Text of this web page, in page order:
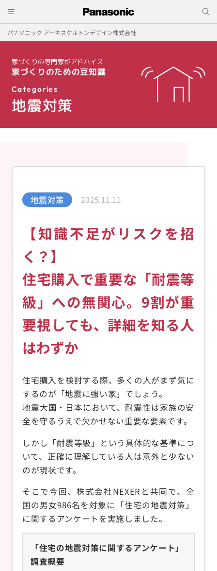
パナソニック アーキスケルトンデザイン株式会社
家づくりの専門家がアドバイス
家づくりのための豆知識
Categories
地震対策
地震対策 2025.11.11
【知識不足がリスクを招
く？】
住宅購入で重要な「耐震等
級」への無関心。9割が重
要視しても、詳細を知る人
はわずか
住宅購入を検討する際、多くの人がまず気に
するのが「地震に強い家」でしょう。
地震大国・日本において、耐震性は家族の安
全を守るうえで欠かせない重要な要素です。
しかし「耐震等級」という具体的な基準につ
いて、正確に理解している人は意外と少ない
のが現状です。
そこで今回、株式会社NEXERと共同で、全
国の男女986名を対象に「住宅の地震対策」
に関するアンケートを実施しました。
「住宅の地震対策に関するアンケート」
調査概要